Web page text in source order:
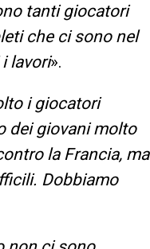
tanti giocatori
che ci sono nel
lavori».
i giocatori
dei giovani molto
la Francia, ma
Dobbiamo